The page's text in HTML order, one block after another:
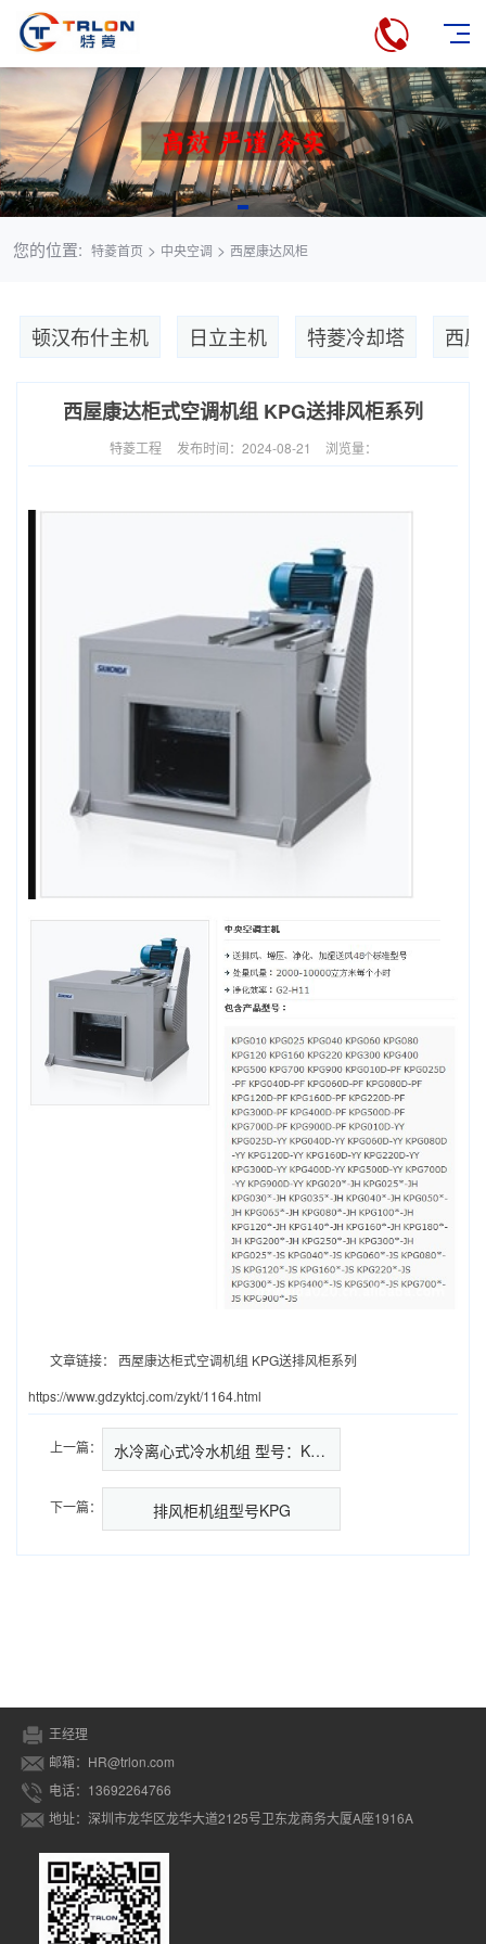
您的位置: 特菱首页 > 中央空调 > 西屋康达风柜
顿汉布什主机 日立主机 特菱冷却塔 西
西屋康达柜式空调机组 KPG送排风柜系列
特菱工程 发布时间：2024-08-21 浏览量：
文章链接：
西屋康达柜式空调机组 KPG送排风柜系列
https://www.gdzyktcj.com/zykt/1164.html
上一篇： 水冷离心式冷水机组 型号：KWL…
下一篇： 排风柜机组型号KPG
王经理
邮箱：HR@trlon.com
电话：13692264766
地址：深圳市龙华区龙华大道2125号卫东龙商务大厦A座1916A